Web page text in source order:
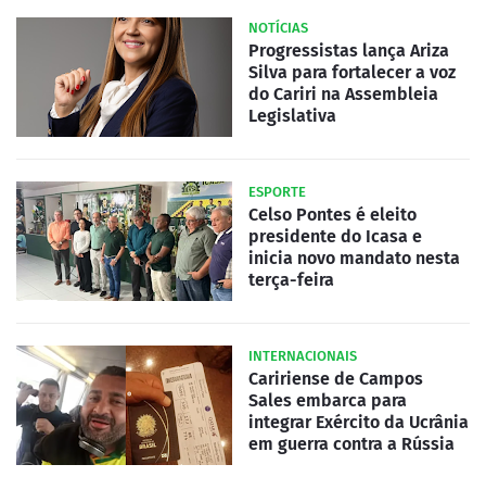
NOTÍCIAS
Progressistas lança Ariza
Silva para fortalecer a voz
do Cariri na Assembleia
Legislativa
ESPORTE
Celso Pontes é eleito
presidente do Icasa e
inicia novo mandato nesta
terça-feira
INTERNACIONAIS
Caririense de Campos
Sales embarca para
integrar Exército da Ucrânia
em guerra contra a Rússia